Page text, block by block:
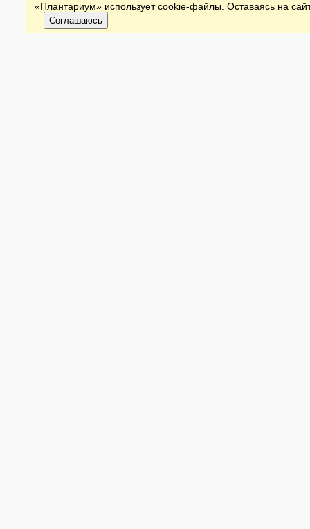
«Плантариум» использует cookie-файлы. Оставаясь на
Соглашаюсь